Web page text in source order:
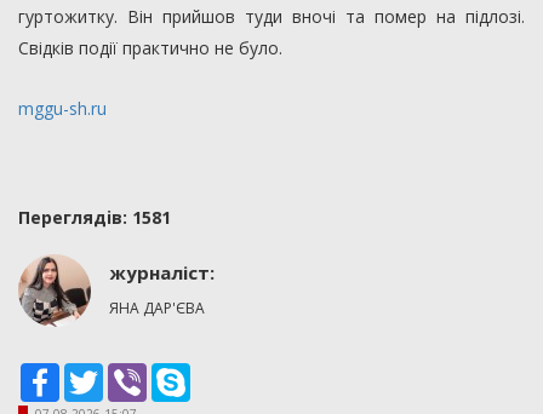
гуртожитку. Він прийшов туди вночі та помер на підлозі.
Свідків події практично не було.
mggu-sh.ru
Переглядiв: 1581
журналіст:
ЯНА ДАР'ЄВА
Facebook
TwitterViber